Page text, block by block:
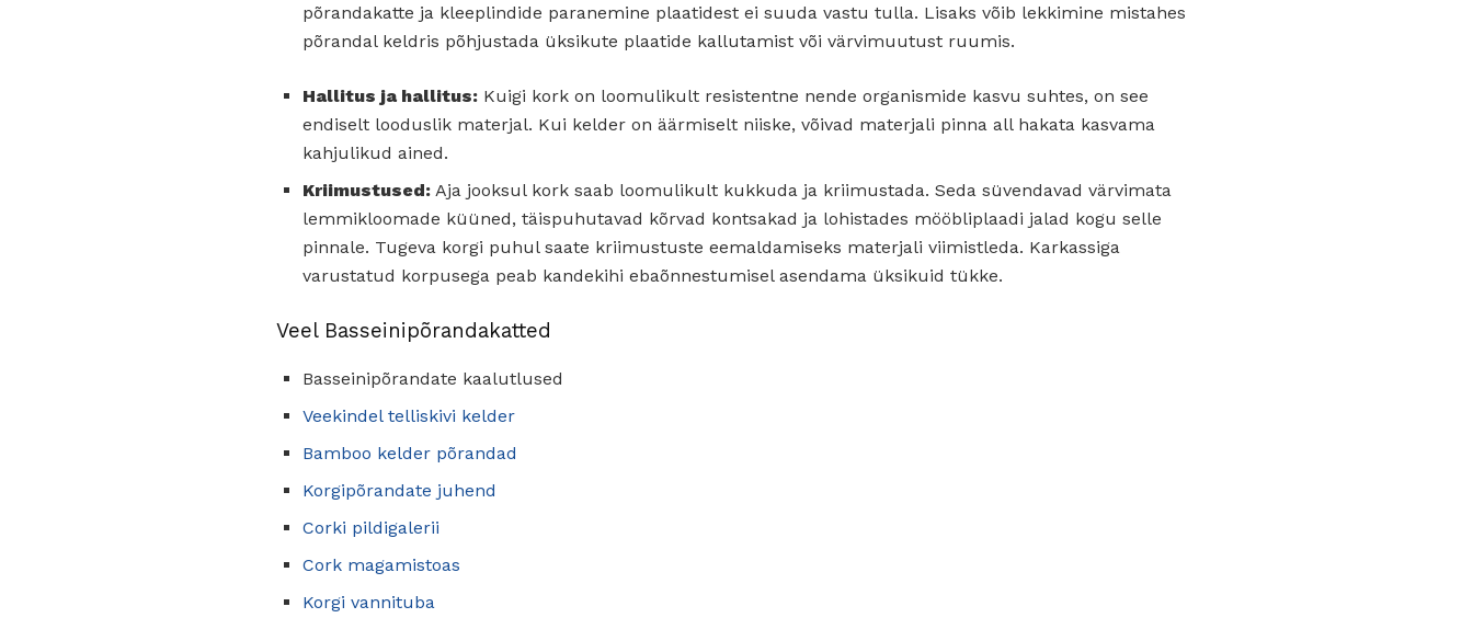
põrandakatte ja kleeplindide paranemine plaatidest ei suuda vastu tulla. Lisaks võib lekkimine mistahes
põrandal keldris põhjustada üksikute plaatide kallutamist või värvimuutust ruumis.
Hallitus ja hallitus: Kuigi kork on loomulikult resistentne nende organismide kasvu suhtes, on see
endiselt looduslik materjal. Kui kelder on äärmiselt niiske, võivad materjali pinna all hakata kasvama
kahjulikud ained.
Kriimustused: Aja jooksul kork saab loomulikult kukkuda ja kriimustada. Seda süvendavad värvimata
lemmikloomade küüned, täispuhutavad kõrvad kontsakad ja lohistades mööbliplaadi jalad kogu selle
pinnale. Tugeva korgi puhul saate kriimustuste eemaldamiseks materjali viimistleda. Karkassiga
varustatud korpusega peab kandekihi ebaõnnestumisel asendama üksikuid tükke.
Veel Basseinipõrandakatted
Basseinipõrandate kaalutlused
Veekindel telliskivi kelder
Bamboo kelder põrandad
Korgipõrandate juhend
Corki pildigalerii
Cork magamistoas
Korgi vannituba